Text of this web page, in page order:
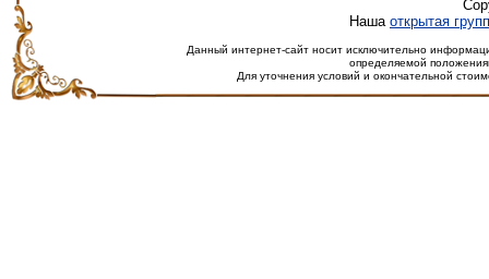
Наша открытая
Данный интернет-сайт носит исключительно
определяемой
Для уточнения условий и окончательной